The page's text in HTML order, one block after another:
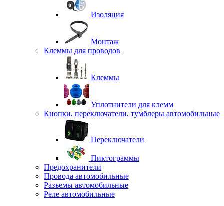
Изоляция
Монтаж
Клеммы для проводов
Клеммы
Уплотнители для клемм
Кнопки, переключатели, тумблеры автомобильные
Переключатели
Пиктограммы
Предохранители
Провода автомобильные
Разъемы автомобильные
Реле автомобильные